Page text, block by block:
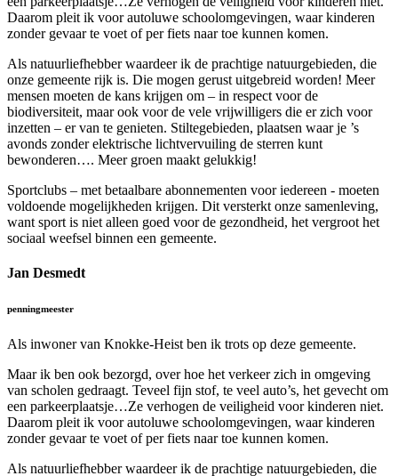
Daarom pleit ik voor autoluwe schoolomgevingen, waar kinderen
zonder gevaar te voet of per fiets naar toe kunnen komen.
Als natuurliefhebber waardeer ik de prachtige natuurgebieden, die
onze gemeente rijk is. Die mogen gerust uitgebreid worden! Meer
mensen moeten de kans krijgen om – in respect voor de
biodiversiteit, maar ook voor de vele vrijwilligers die er zich voor
inzetten – er van te genieten. Stiltegebieden, plaatsen waar je ’s
avonds zonder elektrische lichtvervuiling de sterren kunt
bewonderen…. Meer groen maakt gelukkig!
Sportclubs – met betaalbare abonnementen voor iedereen - moeten
voldoende mogelijkheden krijgen. Dit versterkt onze samenleving,
want sport is niet alleen goed voor de gezondheid, het vergroot het
sociaal weefsel binnen een gemeente.
Jan Desmedt
penningmeester
Als inwoner van Knokke-Heist ben ik trots op deze gemeente.
Maar ik ben ook bezorgd, over hoe het verkeer zich in omgeving
van scholen gedraagt. Teveel fijn stof, te veel auto’s, het gevecht om
een parkeerplaatsje…Ze verhogen de veiligheid voor kinderen niet.
Daarom pleit ik voor autoluwe schoolomgevingen, waar kinderen
zonder gevaar te voet of per fiets naar toe kunnen komen.
Als natuurliefhebber waardeer ik de prachtige natuurgebieden, die